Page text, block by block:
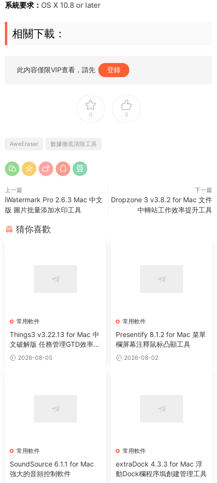
系統要求： OS X 10.8 or later
相關下載：
此内容僅限VIP查看，請先 登錄
0 0
AweEraser 數據徹底清除工具
上一篇
iWatermark Pro 2.6.3 Mac 中文
版 圖片批量添加水印工具
下一篇
Dropzone 3 v3.8.2 for Mac 文件
中轉站工作效率提升工具
猜你喜歡
常用軟件
Things3 v3.22.13 for Mac 中
文破解版 任務管理GTD效率工
具 2026-08-05
常用軟件
Presentify 8.1.2 for Mac 菜單
欄屏幕注釋鼠标凸顯工具
2026-08-02
常用軟件
SoundSource 6.1.1 for Mac
強大的音頻控制軟件
常用軟件
extraDock 4.3.3 for Mac 浮
動Dock欄程序塢創建管理工具